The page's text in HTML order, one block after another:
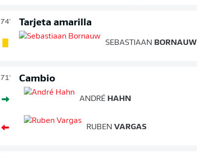
74' Tarjeta amarilla
SEBASTIAAN BORNAUW
71' Cambio
ANDRÉ HAHN
RUBEN VARGAS